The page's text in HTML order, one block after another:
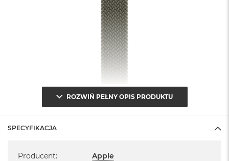
ROZWIŃ PEŁNY OPIS PRODUKTU
SPECYFIKACJA
Producent: Apple